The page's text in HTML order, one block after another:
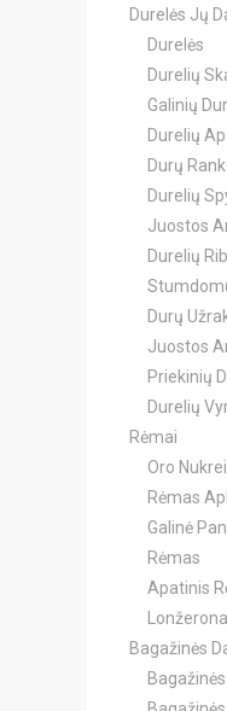
Durelės Jų
Durelės
Durelių
Galinių
Durelių
Durų
Durelių
Juostos
Durelių
Durų
Juostos
Priekinių
Durelių
Rėmai
Oro
Rėmas
Galinė
Rėmas
Apatinis
Bagažinės